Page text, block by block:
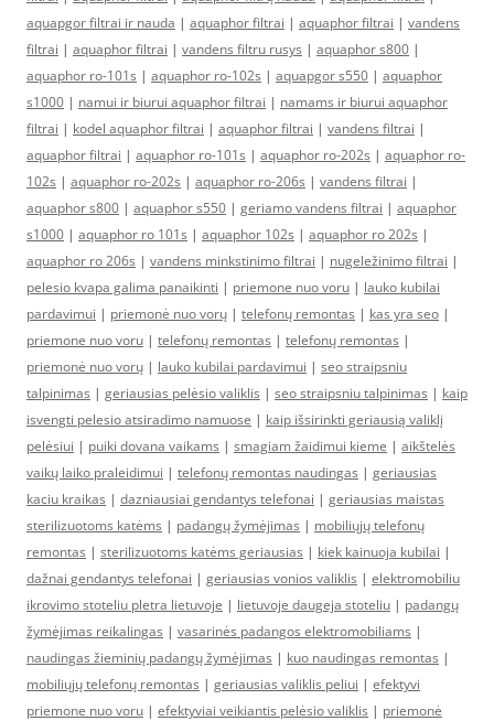
aquapgor filtrai ir nauda | aquaphor filtrai | aquaphor filtrai | vandens
filtrai | aquaphor filtrai | vandens filtru rusys | aquaphor s800 |
aquaphor ro-101s | aquaphor ro-102s | aquapgor s550 | aquaphor
s1000 | namui ir biurui aquaphor filtrai | namams ir biurui aquaphor
filtrai | kodel aquaphor filtrai | aquaphor filtrai | vandens filtrai |
aquaphor filtrai | aquaphor ro-101s | aquaphor ro-202s | aquaphor ro-
102s | aquaphor ro-202s | aquaphor ro-206s | vandens filtrai |
aquaphor s800 | aquaphor s550 | geriamo vandens filtrai | aquaphor
s1000 | aquaphor ro 101s | aquaphor 102s | aquaphor ro 202s |
aquaphor ro 206s | vandens minkstinimo filtrai | nugeležinimo filtrai |
pelesio kvapa galima panaikinti | priemone nuo voru | lauko kubilai
pardavimui | priemonė nuo vorų | telefonų remontas | kas yra seo |
priemone nuo voru | telefonų remontas | telefonų remontas |
priemonė nuo vorų | lauko kubilai pardavimui | seo straipsniu
talpinimas | geriausias pelėsio valiklis | seo straipsniu talpinimas | kaip
isvengti pelesio atsiradimo namuose | kaip išsirinkti geriausią valiklį
pelėsiui | puiki dovana vaikams | smagiam žaidimui kieme | aikštelės
vaikų laiko praleidimui | telefonų remontas naudingas | geriausias
kaciu kraikas | dazniausiai gendantys telefonai | geriausias maistas
sterilizuotoms katėms | padangų žymėjimas | mobiliųjų telefonų
remontas | sterilizuotoms katėms geriausias | kiek kainuoja kubilai |
dažnai gendantys telefonai | geriausias vonios valiklis | elektromobiliu
ikrovimo stoteliu pletra lietuvoje | lietuvoje daugeja stoteliu | padangų
žymėjimas reikalingas | vasarinės padangos elektromobiliams |
naudingas žieminių padangų žymėjimas | kuo naudingas remontas |
mobiliųjų telefonų remontas | geriausias valiklis peliui | efektyvi
priemone nuo voru | efektyviai veikiantis pelėsio valiklis | priemonė